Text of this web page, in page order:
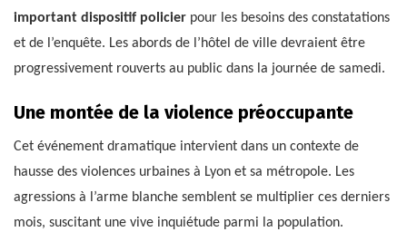
important dispositif policier pour les besoins des constatations
et de l’enquête. Les abords de l’hôtel de ville devraient être
progressivement rouverts au public dans la journée de samedi.
Une montée de la violence préoccupante
Cet événement dramatique intervient dans un contexte de
hausse des violences urbaines à Lyon et sa métropole. Les
agressions à l’arme blanche semblent se multiplier ces derniers
mois, suscitant une vive inquiétude parmi la population.